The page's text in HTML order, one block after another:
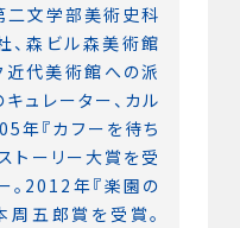
二文学部美術史科
、森ビル森美術館
近代美術館への派
ュレーター、カル
年『カフーを待ち
トーリー大賞を受
。2012年『楽園の
周五郎賞を受賞。